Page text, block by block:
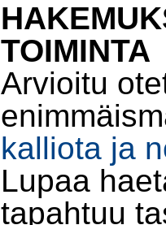
TOIMINTA
Arvioitu
kalliota ja
Lupaa
tapahtuu